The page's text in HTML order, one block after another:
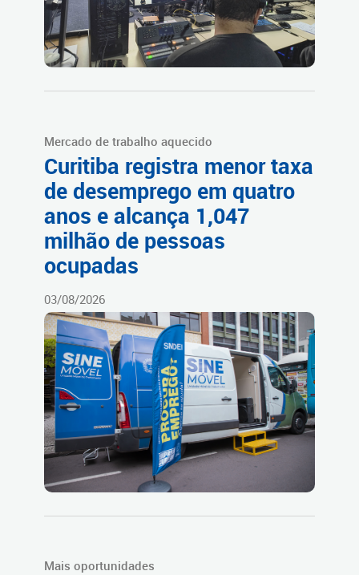
Mercado de trabalho aquecido
Curitiba registra menor taxa
de desemprego em quatro
anos e alcança 1,047
milhão de pessoas
ocupadas
03/08/2026
Mais oportunidades